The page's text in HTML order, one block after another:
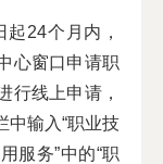
24个月内，
心窗口申请职
行线上申请，
中输入“职业技
服务”中的“职